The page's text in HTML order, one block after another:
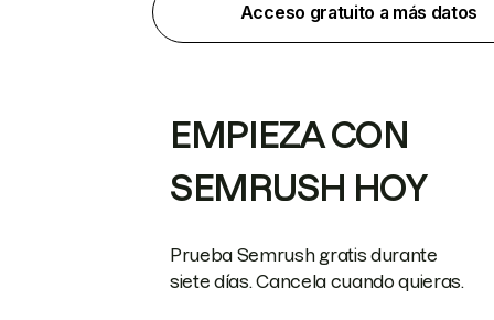
Acceso gratuito a más datos
EMPIEZA CON
SEMRUSH HOY
Prueba Semrush gratis durante
siete días. Cancela cuando quieras.